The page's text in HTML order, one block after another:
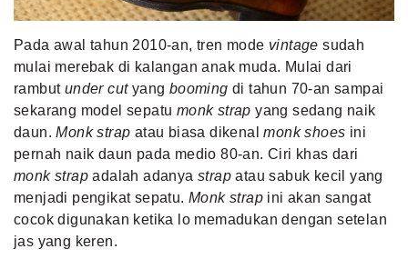
Pada awal tahun 2010-an, tren mode vintagesudah
mulai merebak di kalangan anak muda. Mulai dari
rambut under cutyang booming di tahun 70-an sampai
sekarang model sepatu monk strap yang sedang naik
daun.Monk strap atau biasa dikenalmonk shoes ini
pernah naik daun pada medio 80-an. Ciri khas dari
monk strap adalah adanya strap atau sabuk kecil yang
menjadi pengikat sepatu. Monk strap ini akan sangat
cocok digunakan ketika lo memadukan dengan setelan
jas yang keren.